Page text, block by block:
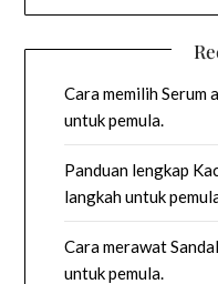
Cara memilih Serum
untuk pemula.
Panduan lengkap
langkah untuk
Cara merawat
untuk pemula.